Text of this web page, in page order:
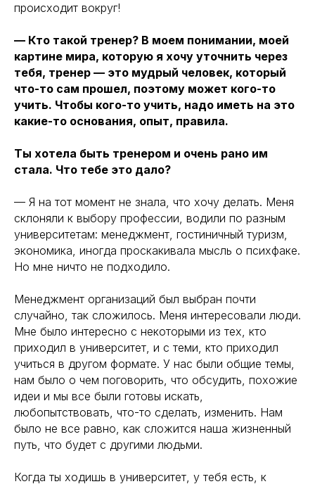
происходит вокруг!
— Кто такой тренер? В моем понимании, моей
картине мира, которую я хочу уточнить через
тебя, тренер — это мудрый человек, который
что-то сам прошел, поэтому может кого-то
учить. Чтобы кого-то учить, надо иметь на это
какие-то основания, опыт, правила.
Ты хотела быть тренером и очень рано им
стала. Что тебе это дало?
— Я на тот момент не знала, что хочу делать. Меня
склоняли к выбору профессии, водили по разным
университетам: менеджмент, гостиничный туризм,
экономика, иногда проскакивала мысль о психфаке.
Но мне ничто не подходило.
Менеджмент организаций был выбран почти
случайно, так сложилось. Меня интересовали люди.
Мне было интересно с некоторыми из тех, кто
приходил в университет, и с теми, кто приходил
учиться в другом формате. У нас были общие темы,
нам было о чем поговорить, что обсудить, похожие
идеи и мы все были готовы искать,
любопытствовать, что-то сделать, изменить. Нам
было не все равно, как сложится наша жизненный
путь, что будет с другими людьми.
Когда ты ходишь в университет, у тебя есть, к